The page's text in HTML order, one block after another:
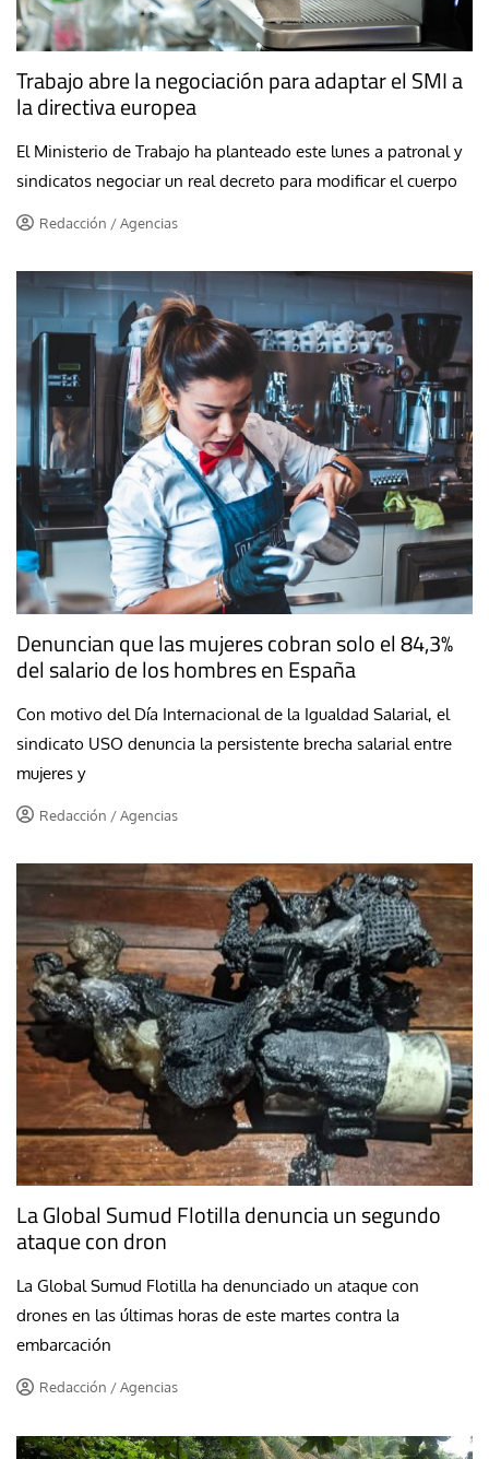
Trabajo abre la negociación para adaptar el SMI a
la directiva europea
El Ministerio de Trabajo ha planteado este lunes a patronal y
sindicatos negociar un real decreto para modificar el cuerpo
Redacción / Agencias
Denuncian que las mujeres cobran solo el 84,3%
del salario de los hombres en España
Con motivo del Día Internacional de la Igualdad Salarial, el
sindicato USO denuncia la persistente brecha salarial entre
mujeres y
Redacción / Agencias
La Global Sumud Flotilla denuncia un segundo
ataque con dron
La Global Sumud Flotilla ha denunciado un ataque con
drones en las últimas horas de este martes contra la
embarcación
Redacción / Agencias